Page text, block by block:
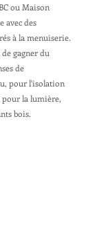
ou Maison
avec des
à la menuiserie.
gagner du
de
pour l'isolation
la lumière,
bois.